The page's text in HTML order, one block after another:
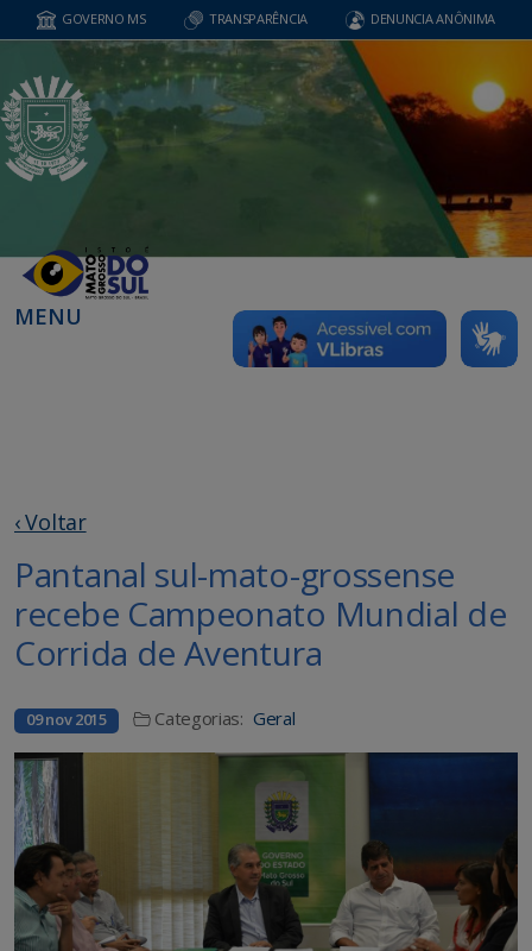
GOVERNO MS TRANSPARÊNCIA DENUNCIA ANÔNIMA
MENU
‹ Voltar
Pantanal sul-mato-grossense
recebe Campeonato Mundial de
Corrida de Aventura
09 nov 2015 Categorias: Geral